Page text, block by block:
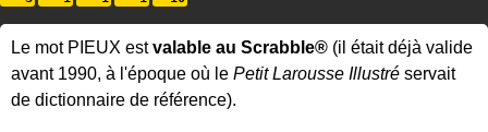
Le mot PIEUX estvalable au Scrabble® (il était déjà valide
avant 1990, à l'époque où le Petit Larousse Illustré servait
de dictionnaire de référence).